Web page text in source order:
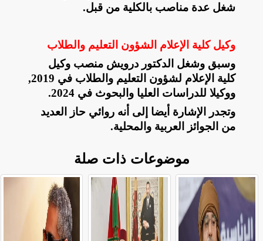
شغل عدة مناصب بالكلية من قبل.
وكيل كلية الإعلام الشؤون التعليم والطلاب
وسبق وشغل الدكتور درويش منصب وكيل
كلية الإعلام لشؤون التعليم والطلاب في 2019,
ووكيلا للدراسات العليا والبحوث في 2024
.
وتجدر الإشارة أيضا إلى أنه روائي حاز العديد
من الجوائز العربية والمحلية.
موضوعات ذات صلة